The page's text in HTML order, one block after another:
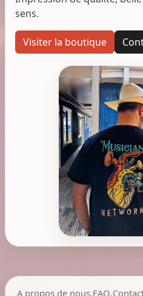
sens.
Visiter la boutique
A propos de nous,FAQ,